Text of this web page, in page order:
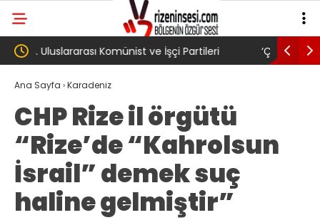
‘Çerçeve yasa’ kanun teklifi Adalet
Komisyonu’ndan geçti
AKP’li
Ana Sayfa ›Karadeniz
CHP Rize il örgütü
“Rize’de “Kahrolsun
İsrail” demek suç
haline gelmiştir”